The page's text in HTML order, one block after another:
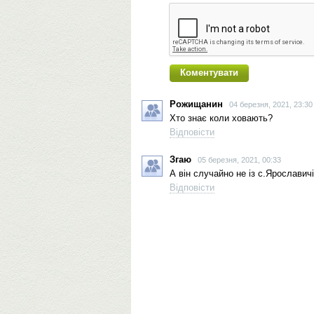
Рожищанин 04 березня, 2021, 23:30
Хто знає коли ховають?
Відповісти
Згаю 05 березня, 2021, 00:33
А він случайно не із
Відповісти